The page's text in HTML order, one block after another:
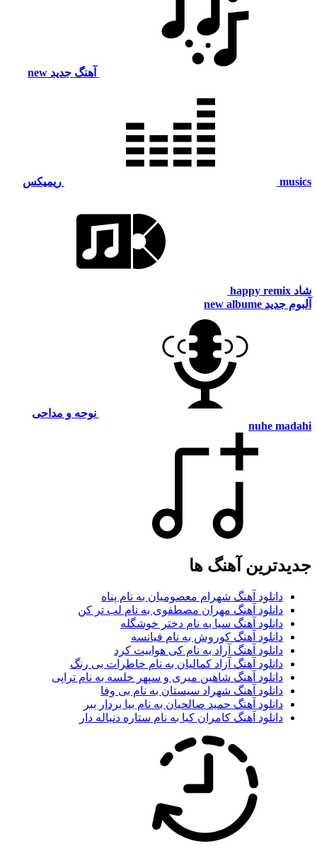
آهنگ جدید new
musics ریمیکس
شاد happy remix
آلبوم جدید new albume
نوحه و مداحی
nuhe madahi
جدیدترین آهنگ ها
دانلود آهنگ شهرام معصومیان به نام پناه
دانلود آهنگ مهران مصطفوی به نام لب تر کن
دانلود آهنگ سیا به نام دختر خوشگله
دانلود آهنگ کوروش به نام فیانسه
دانلود آهنگ آراد به نام کی هواییت کرد
دانلود آهنگ آزاد کمالیان به نام خاطرات بی رنگ
دانلود آهنگ شاهین میری و سپهر خلسه به نام تراپی
دانلود آهنگ شهراد سیستان به نام بی وفا
دانلود آهنگ حمید صالحیان به نام بیا بردار ببر
دانلود آهنگ کامران کیا به نام ستاره دنباله دار